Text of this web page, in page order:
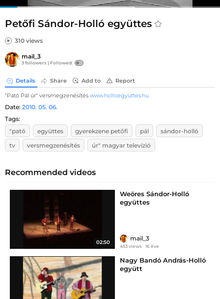
Petőfi Sándor-Holló együttes
310 views
mail_3
3 followers | Followed:
Details Share Add to Report
"Pató Pál úr" versmegzenésítés www.holloegyuttes.hu
Date: 2010. 05. 06.
Tags:
"pató
együttes gyerekzene petőfi pál
sándor-holló
tv
versmegzenésítés úr" magyar televízió
Recommended videos
02:50
Weöres Sándor-Holló
együttes
mail_3
453 views 16 éve
Nagy Bandó András-Holló
együtt